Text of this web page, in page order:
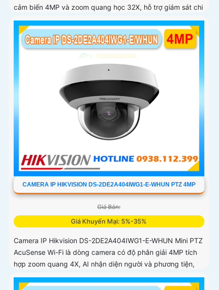
cảm biến 4MP và zoom quang học 32X, hỗ trợ giám sát chi
tiết ở khoảng cách xa
CAMERA IP HIKVISION DS-2DE2A404IWG1-E-WHUN PTZ 4MP
Giá Bán:
Giá Khuyến Mại: 5%-35%
Camera IP Hikvision DS-2DE2A404IWG1-E-WHUN Mini PTZ
AcuSense Wi-Fi là dòng camera có độ phân giải 4MP tích
hợp zoom quang 4X, AI nhận diện người và phương tiện,
đàm thoại hai chiều, hồng ngoại 20m cùng khả năng kết
nối không dây linh hoạt cho hệ thống giám sát hiện đại